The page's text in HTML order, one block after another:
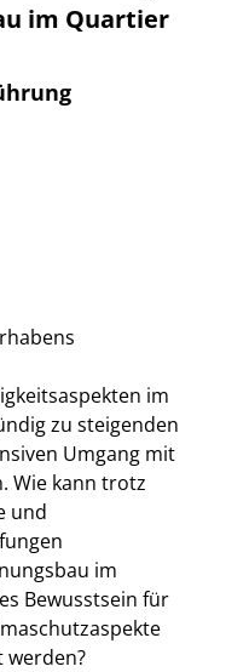
im Quartier
im
zu steigenden
Umgang mit
Wie kann trotz
und
im
Bewusstsein für
werden?